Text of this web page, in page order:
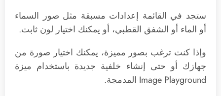
ستجد في القائمة إعدادات مسبقة مثل صور السماء
أو الماء أو الشفق القطبي، أو يمكنك اختيار لون ثابت.
وإذا كنت ترغب بصور مميزة، يمكنك اختيار صورة من
جهازك أو حتى إنشاء خلفية جديدة باستخدام ميزة
Image Playground المدمجة.